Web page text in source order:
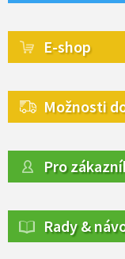
E-shop
Možnosti
Pro
Rady &